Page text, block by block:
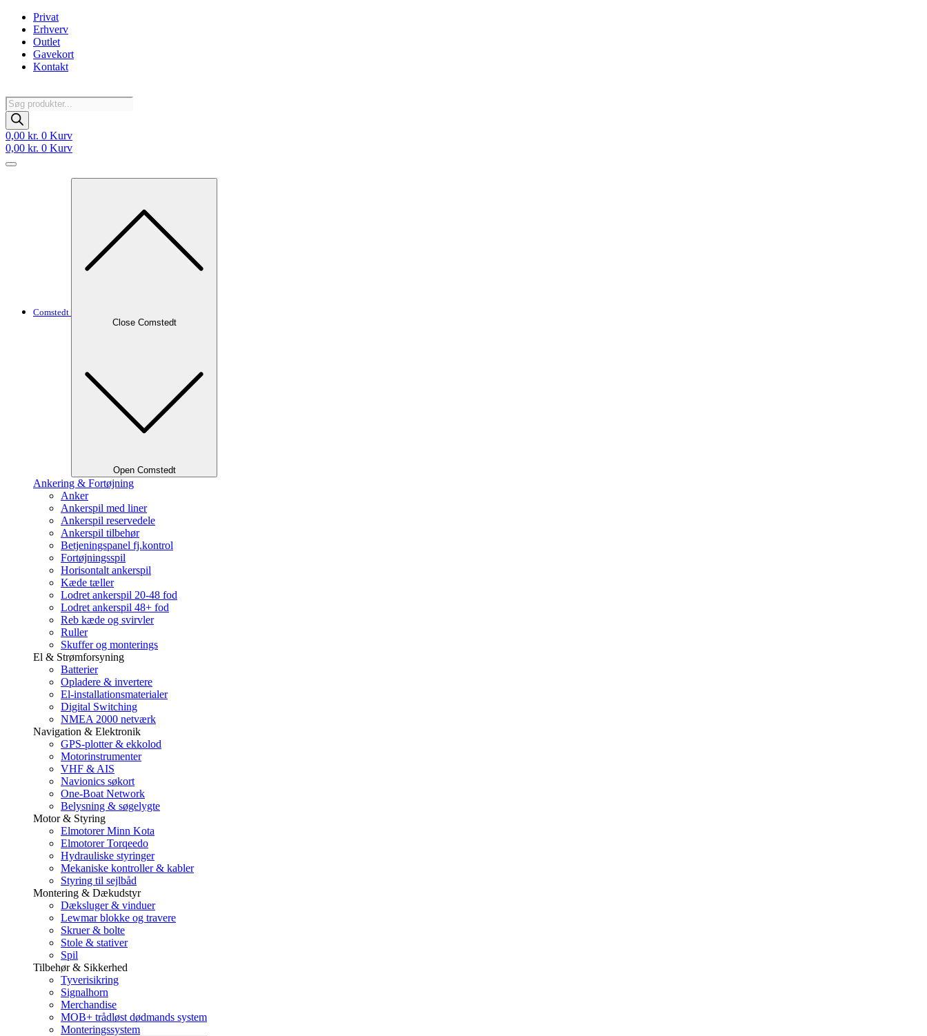
Videre
indhold
Privat
Erhverv
Outlet
Gavekort
Kontakt
Products
search
0,00 kr. 0 Kurv
0,00 kr. 0 Kurv
Comstedt
Close Comstedt
Open Comstedt
Ankering & Fortøjning
Anker
Ankerspil med liner
Ankerspil reservedele
Ankerspil tilbehør
Betjeningspanel fj.kontrol
Fortøjningsspil
Horisontalt ankerspil
Kæde tæller
Lodret ankerspil 20-48 fod
Lodret ankerspil 48+ fod
Reb kæde og svirvler
Ruller
Skuffer og monterings
El & Strømforsyning
Batterier
Opladere & invertere
El-installationsmaterialer
Digital Switching
NMEA 2000 netværk
Navigation & Elektronik
GPS-plotter & ekkolod
Motorinstrumenter
VHF & AIS
Navionics søkort
One-Boat Network
Belysning & søgelygte
Motor & Styring
Elmotorer Minn Kota
Elmotorer Torqeedo
Hydrauliske styringer
Mekaniske kontroller & kabler
Styring til sejlbåd
Montering & Dækudstyr
Dæksluger & vinduer
Lewmar blokke og travere
Skruer & bolte
Stole & stativer
Spil
Tilbehør & Sikkerhed
Tyverisikring
Signalhorn
Merchandise
MOB+ trådløst dødmands system
Monteringssystem